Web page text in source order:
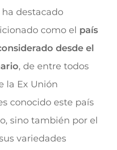
destacado
como el país
desde el
, de entre todos
la Ex Unión
conocido este país
sino también por el
variedades